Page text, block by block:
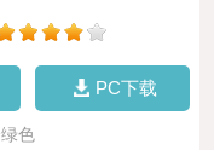
PC下载
色